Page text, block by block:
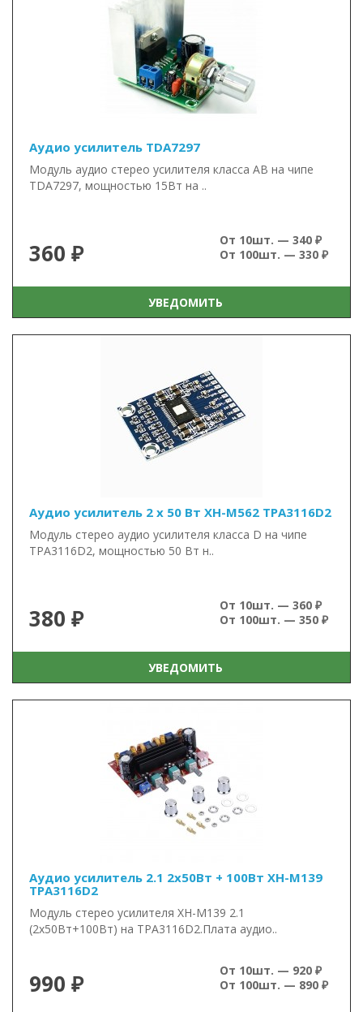
Аудио усилитель TDA7297
Модуль аудио стерео усилителя класса AB на чипе
TDA7297, мощностью 15Вт на ..
360 ₽
От 10шт. — 340 ₽
От 100шт. — 330 ₽
УВЕДОМИТЬ
Аудио усилитель 2 х 50 Вт XH-M562 TPA3116D2
Модуль стерео аудио усилителя класса D на чипе
TPA3116D2, мощностью 50 Вт н..
380 ₽
От 10шт. — 360 ₽
От 100шт. — 350 ₽
УВЕДОМИТЬ
Аудио усилитель 2.1 2x50Вт + 100Вт XH-M139
TPA3116D2
Модуль стерео усилителя XH-M139 2.1
(2х50Вт+100Вт) на TPA3116D2.Плата аудио..
990 ₽
От 10шт. — 920 ₽
От 100шт. — 890 ₽